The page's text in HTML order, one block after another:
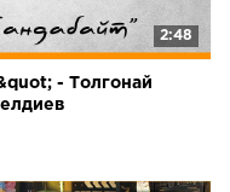
2:48
- Толгонай